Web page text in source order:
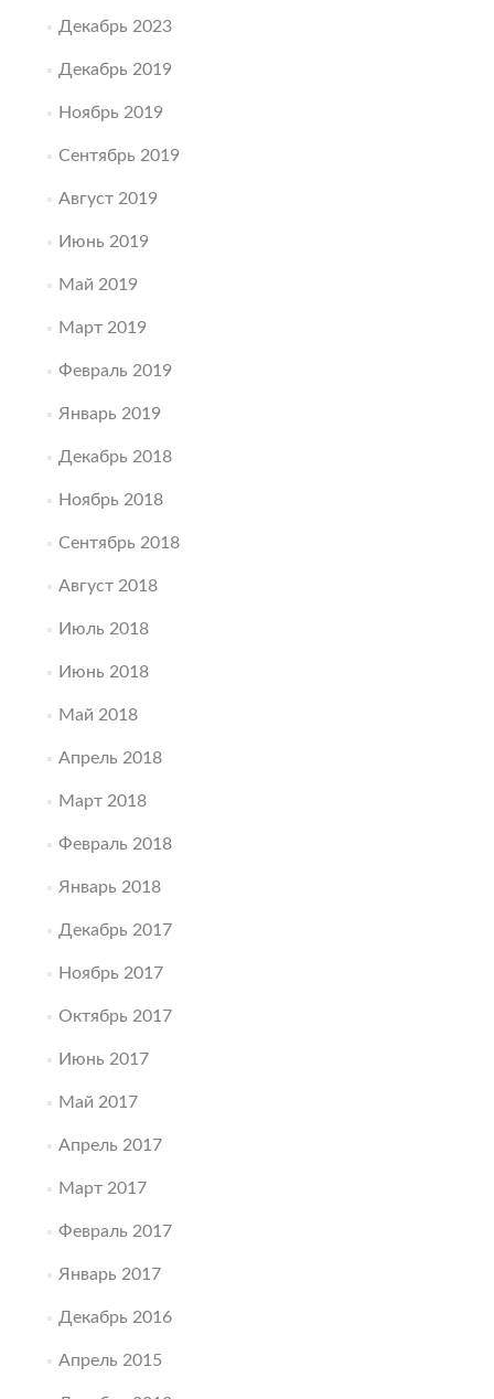
Декабрь 2023
Декабрь 2019
Ноябрь 2019
Сентябрь 2019
Август 2019
Июнь 2019
Май 2019
Март 2019
Февраль 2019
Январь 2019
Декабрь 2018
Ноябрь 2018
Сентябрь 2018
Август 2018
Июль 2018
Июнь 2018
Май 2018
Апрель 2018
Март 2018
Февраль 2018
Январь 2018
Декабрь 2017
Ноябрь 2017
Октябрь 2017
Июнь 2017
Май 2017
Апрель 2017
Март 2017
Февраль 2017
Январь 2017
Декабрь 2016
Апрель 2015